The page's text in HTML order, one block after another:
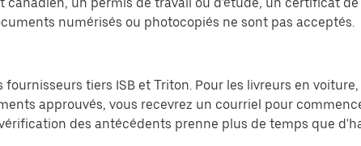
numérisés ou photocopiés ne sont pas acceptés.
tiers ISB et Triton. Pour les livreurs en
approuvés, vous recevrez un courriel pour
des antécédents prenne plus de temps que